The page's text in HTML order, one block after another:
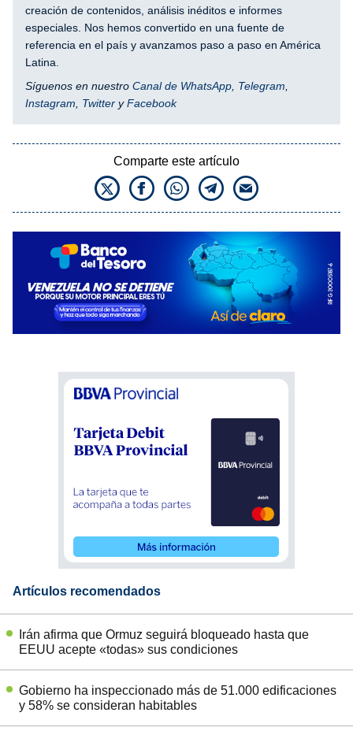
creación de contenidos, análisis inéditos e informes
especiales. Nos hemos convertido en una fuente de
referencia en el país y avanzamos paso a paso en América
Latina.
Síguenos en nuestro Canal de WhatsApp Telegram
Instagram
Twitter yFacebook
Comparte este artículo
Artículos recomendados
Irán afirma que Ormuz seguirá bloqueado hasta que
EEUU acepte «todas» sus condiciones
Gobierno ha inspeccionado más de 51.000 edificaciones
y 58% se consideran habitables